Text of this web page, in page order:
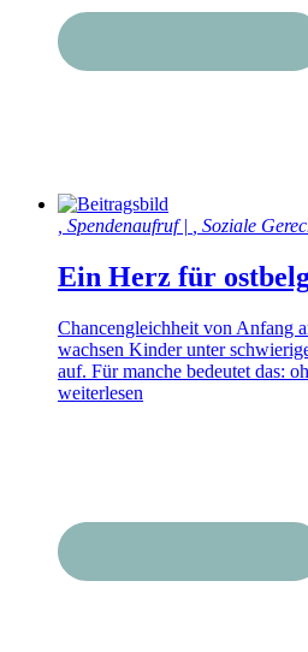
Spendenaufruf | Soziale
Ein Herz für
Chancengleichheit von Anfang
wachsen Kinder unter
auf. Für manche bedeutet das:
weiterlesen